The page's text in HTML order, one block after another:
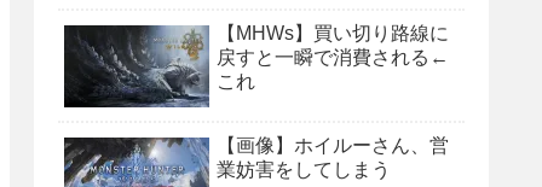
【MHWs】買い切り路線に
戻すと一瞬で消費される←
これ
【画像】ホイルーさん、営
業妨害をしてしまう